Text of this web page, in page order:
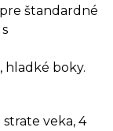
štandardné
hladké boky.
veka, 4